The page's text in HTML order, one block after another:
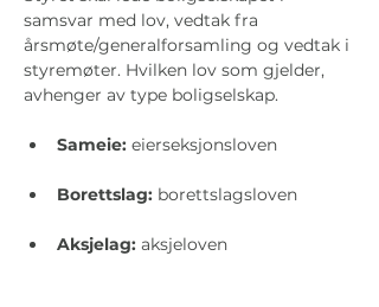
samsvar med lov, vedtak fra
årsmøte/generalforsamling og vedtak i
styremøter. Hvilken lov som gjelder,
avhenger av type boligselskap.
Sameie: eierseksjonsloven
Borettslag: borettslagsloven
Aksjelag: aksjeloven